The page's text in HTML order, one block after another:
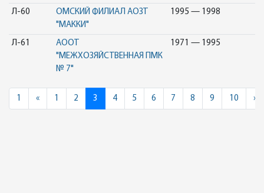
Л-60
ОМСКИЙ ФИЛИАЛ АОЗТ
"МАККИ"
1995 — 1998
Л-61
АООТ
"МЕЖХОЗЯЙСТВЕННАЯ ПМК
№ 7"
1971 — 1995
1 «Previous
1 2 3 4 5 6 7 8 9 10 »